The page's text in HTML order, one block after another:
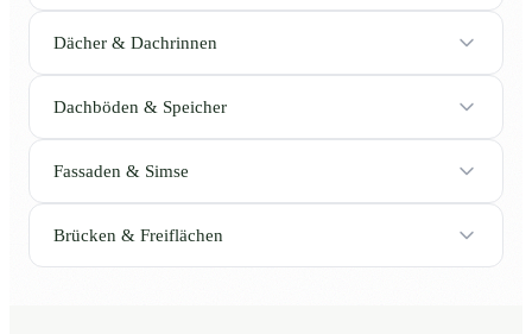
Dächer & Dachrinnen
Dachböden & Speicher
Fassaden & Simse
Brücken & Freiflächen